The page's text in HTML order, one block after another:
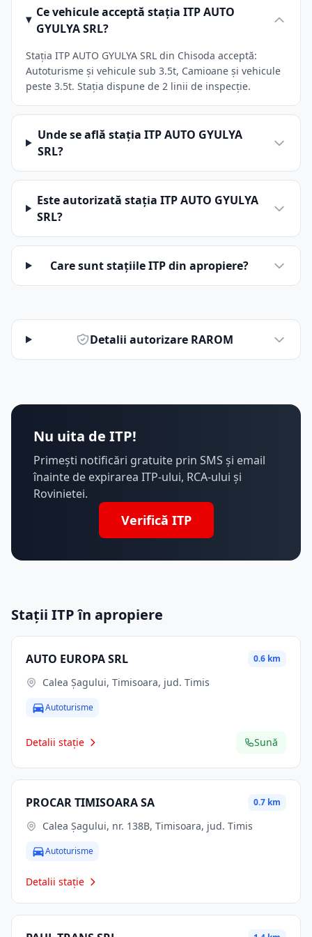
Ce vehicule acceptă stația ITP AUTO
GYULYA SRL?
Stația ITP AUTO GYULYA SRL din Chisoda acceptă:
Autoturisme și vehicule sub 3.5t, Camioane și vehicule
peste 3.5t. Stația dispune de 2 linii de inspecție.
Unde se află stația ITP AUTO GYULYA
SRL?
Este autorizată stația ITP AUTO GYULYA
SRL?
Care sunt stațiile ITP din apropiere?
Detalii autorizare RAROM
Nu uita de ITP!
Primești notificări gratuite prin SMS și email
înainte de expirarea ITP-ului, RCA-ului și
Rovinietei.
Verifică ITP
Stații ITP în apropiere
AUTO EUROPA SRL 0.6 km
Calea Șagului, Timisoara, jud. Timis
Autoturisme
Detalii stație Sună
PROCAR TIMISOARA SA 0.7 km
Calea Şagului, nr. 138B, Timisoara, jud. Timis
Autoturisme
Detalii stație